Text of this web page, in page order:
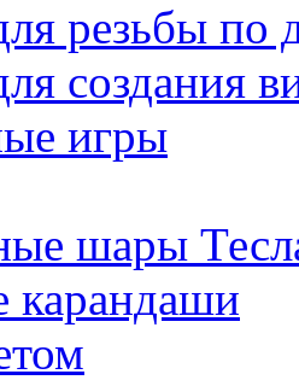
резьбы по
создания
игры
шары
карандаши